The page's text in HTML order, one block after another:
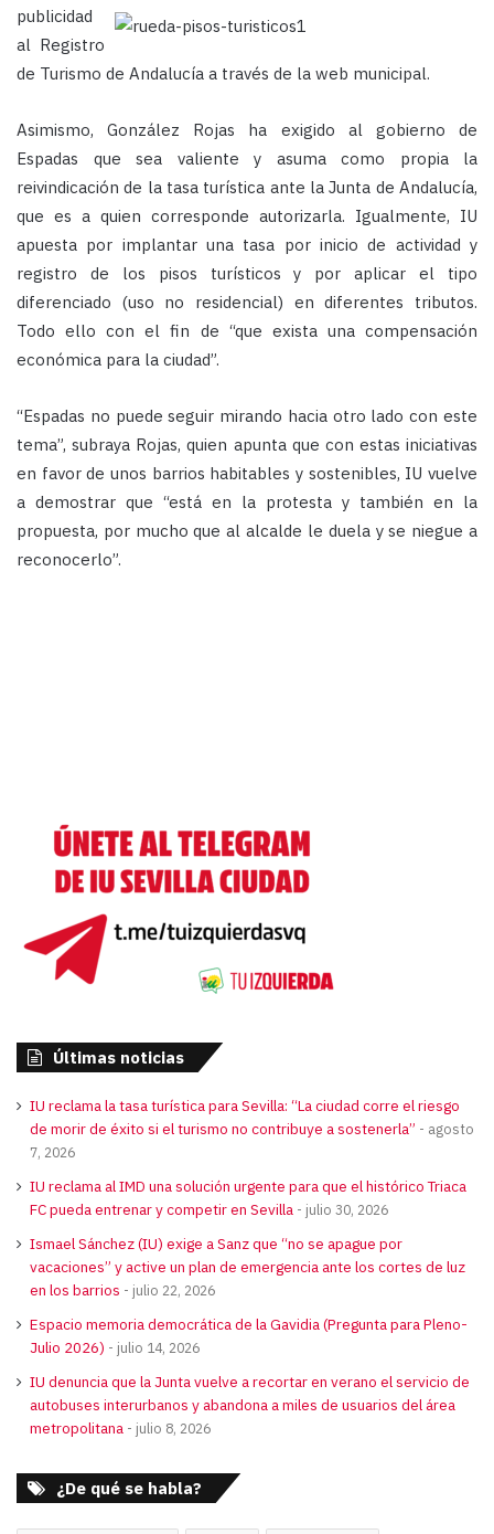
publicidad
al Registro
de Turismo de Andalucía a través de la web municipal.
Asimismo, González Rojas ha exigido al gobierno de
Espadas que sea valiente y asuma como propia la
reivindicación de la tasa turística ante la Junta de Andalucía,
que es a quien corresponde autorizarla. Igualmente, IU
apuesta por implantar una tasa por inicio de actividad y
registro de los pisos turísticos y por aplicar el tipo
diferenciado (uso no residencial) en diferentes tributos.
Todo ello con el fin de “que exista una compensación
económica para la ciudad”.
“Espadas no puede seguir mirando hacia otro lado con este
tema”, subraya Rojas, quien apunta que con estas iniciativas
en favor de unos barrios habitables y sostenibles, IU vuelve
a demostrar que “está en la protesta y también en la
propuesta, por mucho que al alcalde le duela y se niegue a
reconocerlo”.
Últimas noticias
IU reclama la tasa turística para Sevilla: “La ciudad corre el riesgo
de morir de éxito si el turismo no contribuye a sostenerla”
agosto
7, 2026
IU reclama al IMD una solución urgente para que el histórico Triaca
FC pueda entrenar y competir en Sevilla
julio 30, 2026
Ismael Sánchez (IU) exige a Sanz que “no se apague por
vacaciones” y active un plan de emergencia ante los cortes de luz
en los barrios
julio 22, 2026
Espacio memoria democrática de la Gavidia (Pregunta para Pleno-
Julio 2026)
julio 14, 2026
IU denuncia que la Junta vuelve a recortar en verano el servicio de
autobuses interurbanos y abandona a miles de usuarios del área
metropolitana
julio 8, 2026
¿De qué se habla?